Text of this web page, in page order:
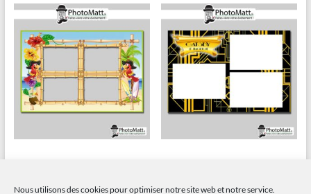
Nous utilisons des cookies pour optimiser notre site web et notre service.
Offert
Gratuit